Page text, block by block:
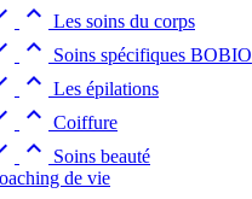
 Les soins du corps
 Soins spécifiques BOBIO
 Les épilations
 Coiffure

Soins beauté
de vie